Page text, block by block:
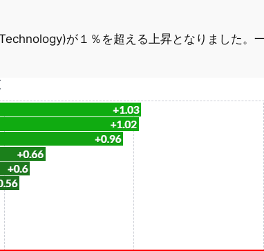
が１％を超える上昇となりました。